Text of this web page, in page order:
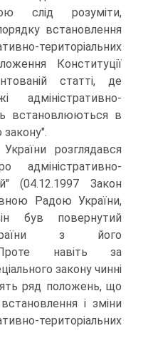
слід розуміти,
встановлення
територіальних
Конституції
статті, де
встановлюються в
закону".
розглядався
адміністративно-
(04.12.1997 Закон
Радою України,
був повернутий
з його
Проте навіть за
закону чинні
ряд положень, що
і зміни
територіальних